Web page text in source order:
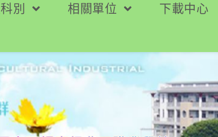
別 相關單位 下載中心